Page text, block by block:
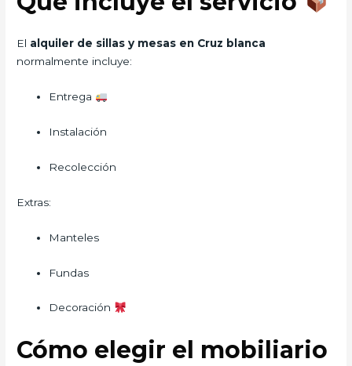
El alquiler de sillas y mesas en Cruz blanca
normalmente incluye:
Entrega
Instalación
Recolección
Extras:
Manteles
Fundas
Decoración
Cómo elegir el mobiliario